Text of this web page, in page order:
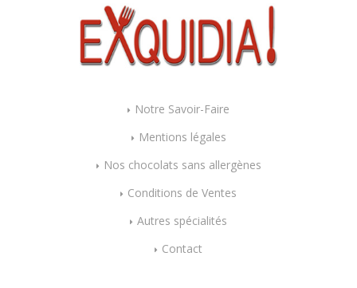
au lait (sans lait)
vegan sans
allergènes
Gustodia : 1 kg
Sans les 14 allergènes
majeurs
Notre Savoir-Faire
Mentions légales
Nos chocolats sans allergènes
Conditions de Ventes
Autres spécialités
Contact